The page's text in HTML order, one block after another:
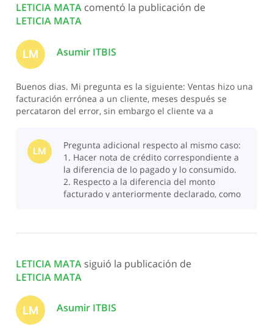
LETICIA MATA comentó la publicación de
LETICIA MATA
LM Asumir ITBIS
Buenos dias. Mi pregunta es la siguiente: Ventas hizo una
facturación errónea a un cliente, meses después se
percataron del error, sin embargo el cliente va a
300) en la factura total, teng
LM
Pregunta adicional respecto al mismo caso:
1. Hacer nota de crédito correspondiente a
la diferencia de lo pagado y lo consumido.
2. Respecto a la diferencia del monto
facturado y anteriormente declarado, como
LETICIA MATA siguió la publicación de
LETICIA MATA
LM Asumir ITBIS